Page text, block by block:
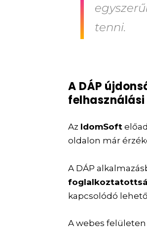
tenni.
A DÁP
Az IdomSoft
oldalon már
A DÁP
kapcsolódó
A webes